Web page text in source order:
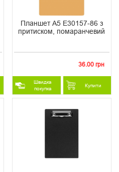
Планшет А5 E30157-86 з
притиском, помаранчевий
36.00 грн
Швидка
покупка
Купити